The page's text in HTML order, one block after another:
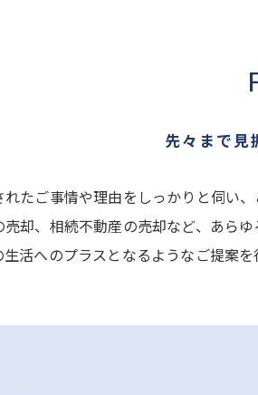
先々まで見
たご事情や理由をしっかりと伺い
却、相続不動産の売却など、あら
活へのプラスとなるようなご提案を